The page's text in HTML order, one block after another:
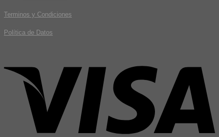
Terminos y Condiciones
Política de Datos